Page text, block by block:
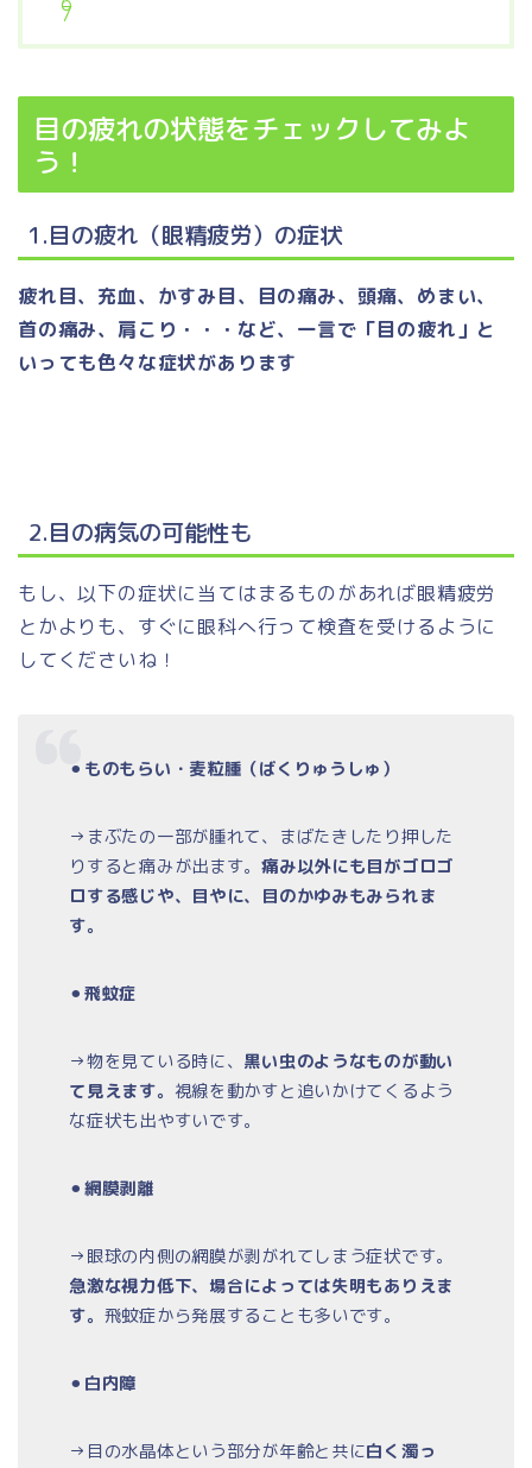
目の疲れの状態をチェックしてみよ
う！
1.目の疲れ（眼精疲労）の症状
疲れ目、充血、かすみ目、目の痛み、頭痛、めまい、
首の痛み、肩こり・・・など、一言で「目の疲れ」と
いっても色々な症状があります
2.目の病気の可能性も
もし、以下の症状に当てはまるものがあれば眼精疲労
とかよりも、すぐに眼科へ行って検査を受けるように
してくださいね！
⚫︎ ものもらい・麦粒腫（ばくりゅうしゅ）
→まぶたの一部が腫れて、まばたきしたり押した
りすると痛みが出ます。痛み以外にも目がゴロゴ
ロする感じや、目やに、目のかゆみもみられま
す。
⚫︎ 飛蚊症
→物を見ている時に、 黒い虫のようなものが動い
て見えます。 視線を動かすと追いかけてくるよう
な症状も出やすいです。
⚫︎ 網膜剥離
→眼球の内側の網膜が剥がれてしまう症状です。
急激な視力低下、場合によっては失明もありえま
す。 飛蚊症から発展することも多いです。
⚫︎ 白内障
→目の水晶体という部分が年齢と共に白く濁っ